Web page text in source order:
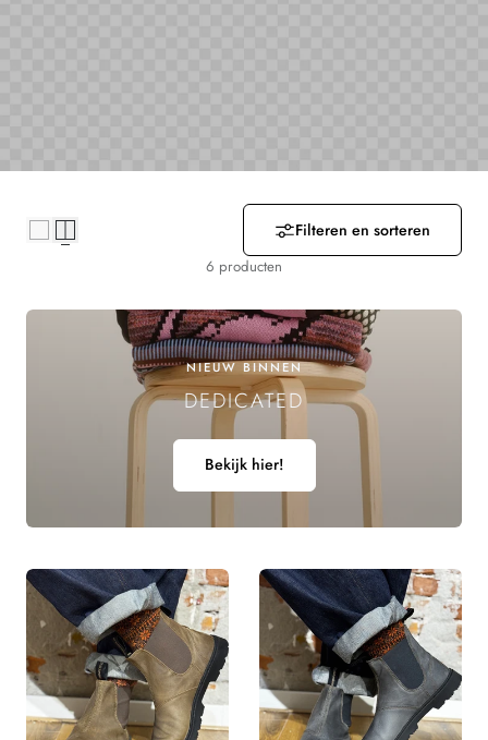
M
I
N
G
Filteren en sorteren
6 producten
NIEUW BINNEN
DEDICATED
Bekijk hier!